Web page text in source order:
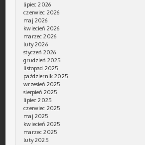
lipiec 2026
czerwiec 2026
maj 2026
kwiecień 2026
marzec 2026
luty 2026
styczeń 2026
grudzień 2025
listopad 2025
październik 2025
wrzesień 2025
sierpień 2025
lipiec 2025
czerwiec 2025
maj 2025
kwiecień 2025
marzec 2025
luty 2025